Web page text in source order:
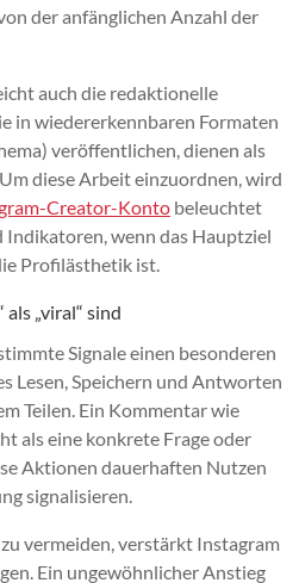
der anfänglichen Anzahl der
auch die redaktionelle
in wiedererkennbaren Formaten
veröffentlichen, dienen als
diese Arbeit einzuordnen, wird
Creator-Konto beleuchtet
wenn das Hauptziel
Profilästhetik ist.
„viral“ sind
Signale einen besonderen
Lesen, Speichern und Antworten
Teilen. Ein Kommentar wie
als eine konkrete Frage oder
Aktionen dauerhaften Nutzen
signalisieren.
vermeiden, verstärkt Instagram
Ein ungewöhnlicher Anstieg